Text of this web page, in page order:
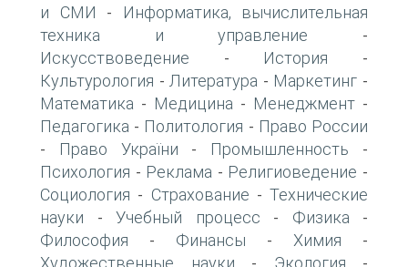
и СМИ -
Информатика, вычислительная
техника и управление -
Искусствоведение - История -
Культурология - Литература - Маркетинг -
Математика - Медицина - Менеджмент -
Педагогика - Политология - Право России
- Право України - Промышленность -
Психология - Реклама - Религиоведение -
Социология - Страхование - Технические
науки - Учебный процесс - Физика -
Философия - Финансы - Химия -
Художественные науки Экология